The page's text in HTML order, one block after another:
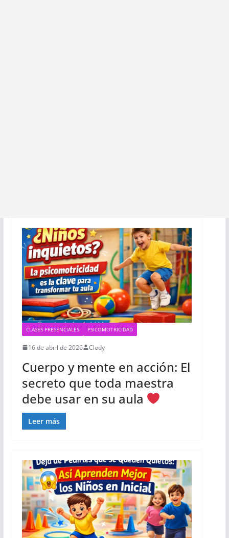
CLASES PRESENCIALES PSICOMOTRICIDAD
16 de abril de 2026 Cledy
Cuerpo y mente en acción: El
secreto que toda maestra
debe usar en su aula
Leer más